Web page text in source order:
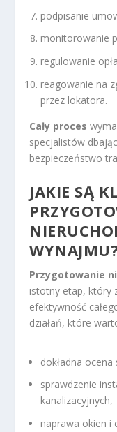
podpisanie
monitorowanie
regulowanie
reagowanie na
przez lokatora.
Cały proces
specjalistów
bezpieczeństwo
JAKIE SĄ
Przygotowanie
istotny etap, który
efektywność
działań, które
dokładna
sprawdzenie
kanalizacyjnych,
naprawa okien i